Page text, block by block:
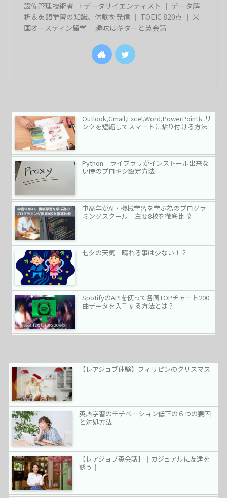
設備管理技術者 → データサイエンティスト ｜ データ解
析＆英語学習の知識、体験を発信 ｜ TOEIC 820点 ｜ 米
国オースティン留学 ｜趣味はギターと英会話
Outlook,Gmail,Excel,Word,PowerPointにリ
ンクを短縮してスマートに貼り付ける方法
Python ライブラリがインストール出来な
い時のプロキシ設定方法
中高年がAI・機械学習を学ぶ為のプログラ
ミングスクール 主要8校を徹底比較
七夕の天気 晴れる事は少ない！？
SpotifyのAPIを使って各国TOPチャート200
曲データを入手する方法とは？
【レアジョブ体験】フィリピンのクリスマス
英語学習のモチベーション低下の６つの要因
と対処方法
【レアジョブ英会話】｜カジュアルに友達を
誘う｜